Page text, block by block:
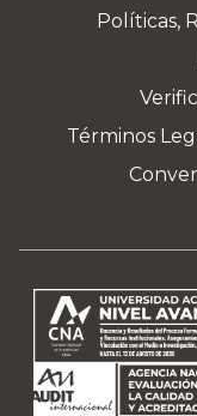
Políticas,
Términos